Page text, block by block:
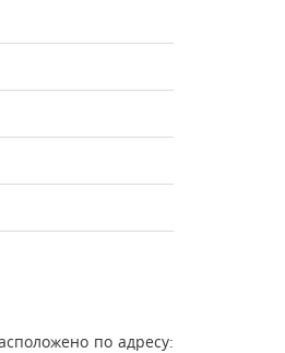
по адресу: